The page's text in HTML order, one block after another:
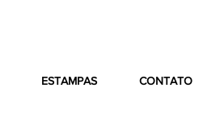
ESTAMPAS CONTATO